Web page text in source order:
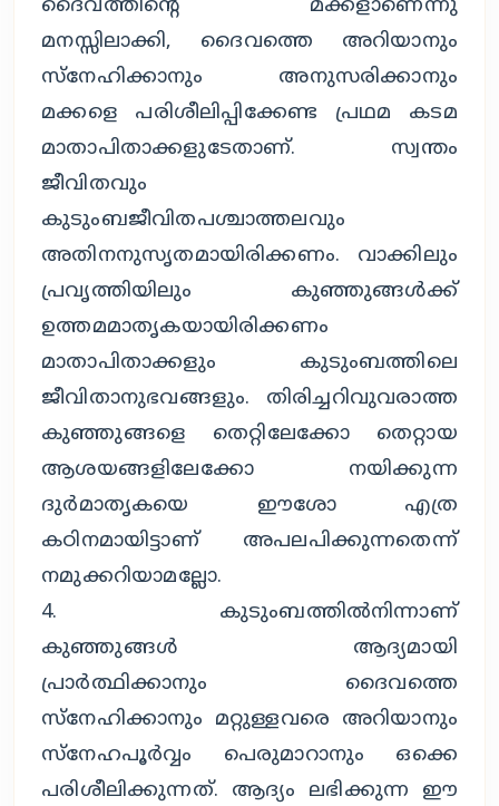
ദൈവത്തിന്റെ മക്കളാണെന്നു
മനസ്സിലാക്കി, ദൈവത്തെ അറിയാനും
സ്‌നേഹിക്കാനും അനുസരിക്കാനും
മക്കളെ പരിശീലിപ്പിക്കേണ്ട പ്രഥമ കടമ
മാതാപിതാക്കളുടേതാണ്. സ്വന്തം
ജീവിതവും
കുടുംബജീവിതപശ്ചാത്തലവും
അതിനനുസൃതമായിരിക്കണം. വാക്കിലും
പ്രവൃത്തിയിലും കുഞ്ഞുങ്ങള്‍ക്ക്
ഉത്തമമാതൃകയായിരിക്കണം
മാതാപിതാക്കളും കുടുംബത്തിലെ
ജീവിതാനുഭവങ്ങളും. തിരിച്ചറിവുവരാത്ത
കുഞ്ഞുങ്ങളെ തെറ്റിലേക്കോ തെറ്റായ
ആശയങ്ങളിലേക്കോ നയിക്കുന്ന
ദുര്‍മാതൃകയെ ഈശോ എത്ര
കഠിനമായിട്ടാണ് അപലപിക്കുന്നതെന്ന്
നമുക്കറിയാമല്ലോ.
4. കുടുംബത്തില്‍നിന്നാണ്
കുഞ്ഞുങ്ങള്‍ ആദ്യമായി
പ്രാര്‍ത്ഥിക്കാനും ദൈവത്തെ
സ്‌നേഹിക്കാനും മറ്റുള്ളവരെ അറിയാനും
സ്‌നേഹപൂര്‍വ്വം പെരുമാറാനും ഒക്കെ
പരിശീലിക്കുന്നത്. ആദ്യം ലഭിക്കുന്ന ഈ